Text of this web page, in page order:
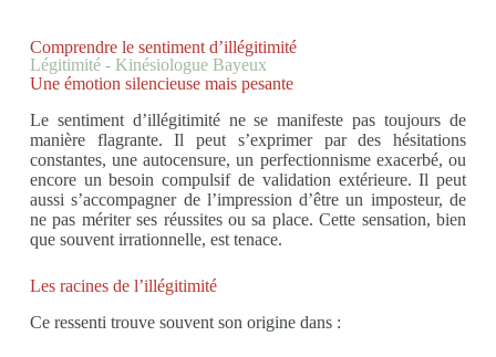
Comprendre le sentiment d’illégitimité
Légitimité - Kinésiologue Bayeux
Une émotion silencieuse mais pesante
Le sentiment d’illégitimité ne se manifeste pas toujours de
manière flagrante. Il peut s’exprimer par des hésitations
constantes, une autocensure, un perfectionnisme exacerbé, ou
encore un besoin compulsif de validation extérieure. Il peut
aussi s’accompagner de l’impression d’être un imposteur, de
ne pas mériter ses réussites ou sa place. Cette sensation, bien
que souvent irrationnelle, est tenace.
Les racines de l’illégitimité
Ce ressenti trouve souvent son origine dans :